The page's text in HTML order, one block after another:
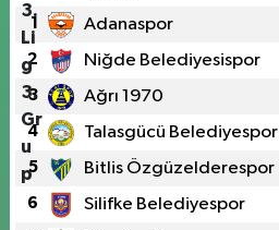
1 Adanaspor
2 Niğde Belediyesispor
3 Ağrı 1970
4 Talasgücü Belediyespor
5 Bitlis Özgüzelderespor
6 Silifke Belediyespor